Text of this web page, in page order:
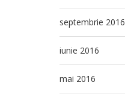
septembrie 2016
iunie 2016
mai 2016